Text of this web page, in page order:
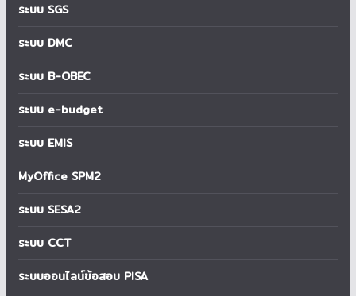
ระบบ SGS
ระบบ DMC
ระบบ B-OBEC
ระบบ e-budget
ระบบ EMIS
MyOffice SPM2
ระบบ SESA2
ระบบ CCT
ระบบออนไลน์ข้อสอบ PISA